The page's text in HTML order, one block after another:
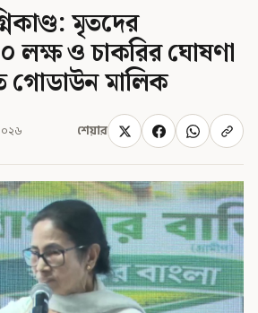
মৃতদের
লক্ষ ও চাকরির ঘোষণা
গোডাউন মালিক
শেয়ার